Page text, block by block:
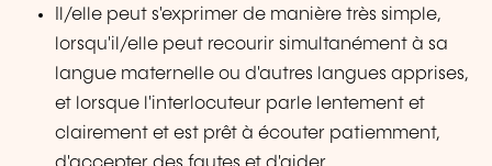
Il/elle peut s'exprimer de manière très simple,
lorsqu'il/elle peut recourir simultanément à sa
langue maternelle ou d'autres langues apprises,
et lorsque l'interlocuteur parle lentement et
clairement et est prêt à écouter patiemment,